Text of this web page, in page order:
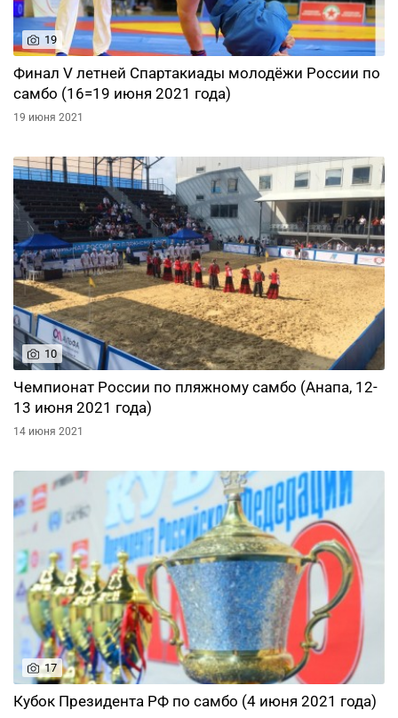
19
Финал V летней Спартакиады молодёжи России по
самбо (16=19 июня 2021 года)
19 июня 2021
10
Чемпионат России по пляжному самбо (Анапа, 12-
13 июня 2021 года)
14 июня 2021
17
Кубок Президента РФ по самбо (4 июня 2021 года)